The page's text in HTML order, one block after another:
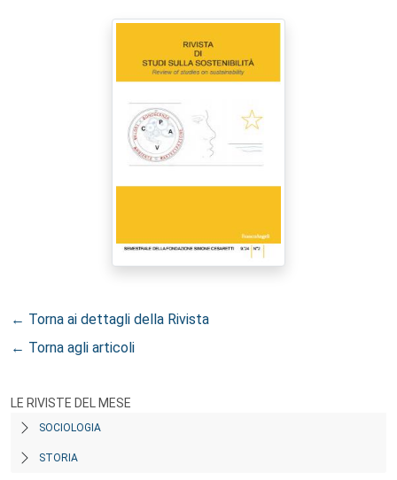
← Torna ai dettagli della Rivista
← Torna agli articoli
LE RIVISTE DEL MESE
SOCIOLOGIA
STORIA